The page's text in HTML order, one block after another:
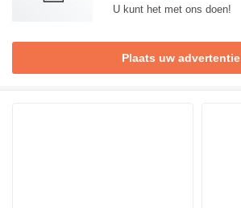
U kunt het met ons doen!
Plaats uw advertentie